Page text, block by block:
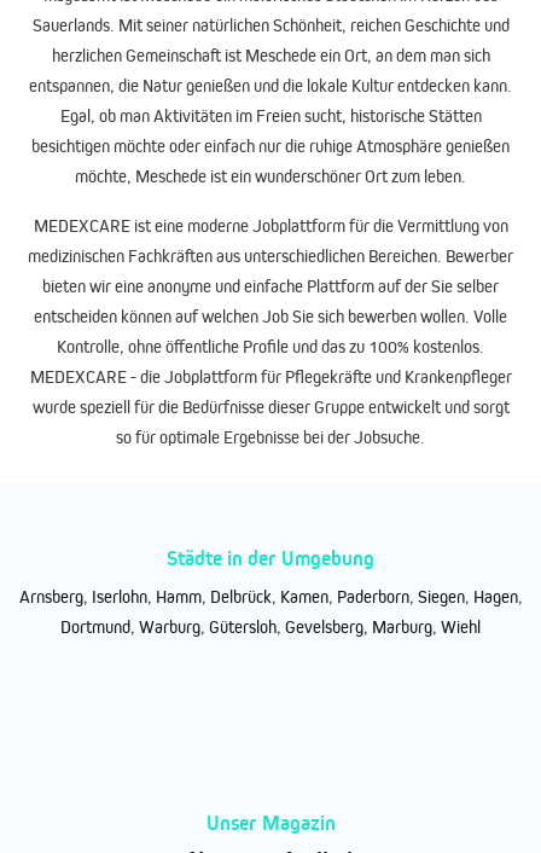
Sauerlands. Mit seiner natürlichen Schönheit, reichen Geschichte und
herzlichen Gemeinschaft ist Meschede ein Ort, an dem man sich
entspannen, die Natur genießen und die lokale Kultur entdecken kann.
Egal, ob man Aktivitäten im Freien sucht, historische Stätten
besichtigen möchte oder einfach nur die ruhige Atmosphäre genießen
möchte, Meschede ist ein wunderschöner Ort zum leben.
MEDEXCARE ist eine moderne Jobplattform für die Vermittlung von
medizinischen Fachkräften aus unterschiedlichen Bereichen. Bewerber
bieten wir eine anonyme und einfache Plattform auf der Sie selber
entscheiden können auf welchen Job Sie sich bewerben wollen. Volle
Kontrolle, ohne öffentliche Profile und das zu 100% kostenlos.
MEDEXCARE - die Jobplattform für Pflegekräfte und Krankenpfleger
wurde speziell für die Bedürfnisse dieser Gruppe entwickelt und sorgt
so für optimale Ergebnisse bei der Jobsuche.
Städte in der Umgebung
Arnsberg, Iserlohn, Hamm, Delbrück, Kamen, Paderborn, Siegen, Hagen,
Dortmund, Warburg, Gütersloh, Gevelsberg, Marburg, Wiehl
Unser Magazin